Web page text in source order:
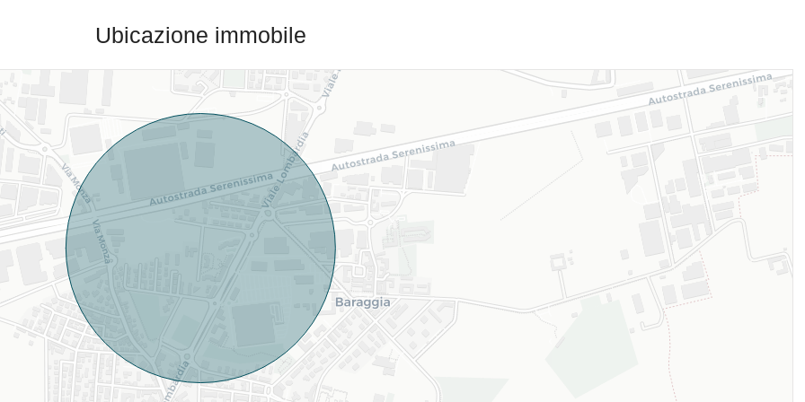
Ubicazione immobile